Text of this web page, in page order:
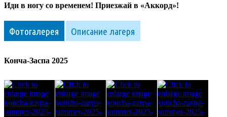
Иди в ногу со временем! Приезжай в «Аккорд»!
Фотогалерея
Конча-Заспа 2025
Описание лагеря